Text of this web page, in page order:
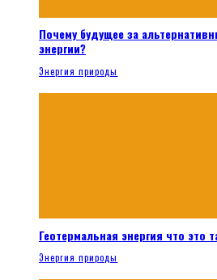
Почему будущее за
энергии?
Энергия природы
Геотермальная энергия что это
Энергия природы